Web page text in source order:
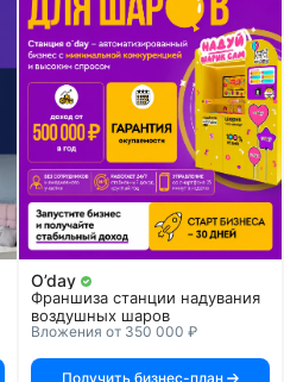
O’day
Франшиза станции надувания
воздушных шаров
Вложения от 350 000 ₽
Получить бизнес-план